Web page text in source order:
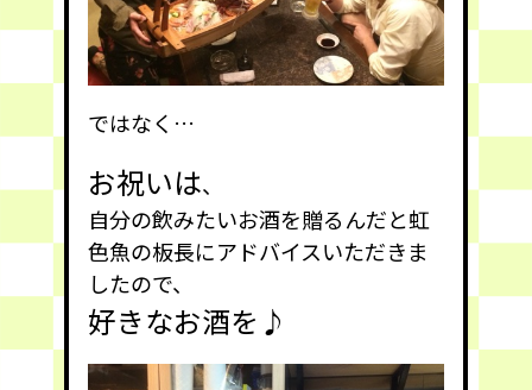
ではなく…
お祝いは、
自分の飲みたいお酒を贈るんだと虹
色魚の板長にアドバイスいただきま
したので、
好きなお酒を♪